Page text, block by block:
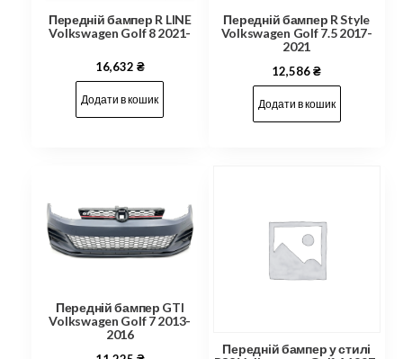
Передній бампер R LINE
Volkswagen Golf 8 2021-
16,632 ₴
Додати в кошик
Передній бампер R Style
Volkswagen Golf 7.5 2017-
2021
12,586₴
Додати в кошик
Передній бампер GTI
Volkswagen Golf 7 2013-
2016
Передній бампер у стилі